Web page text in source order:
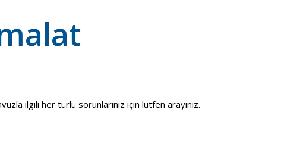
ilgili her türlü sorunlarınız için lütfen arayınız.